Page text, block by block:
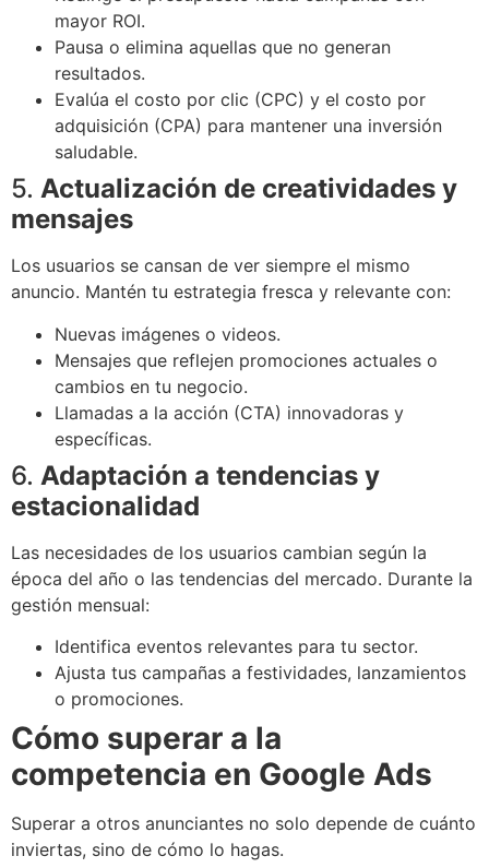
mayor ROI.
Pausa o elimina aquellas que no generan
resultados.
Evalúa el costo por clic (CPC) y el costo por
adquisición (CPA) para mantener una inversión
saludable.
5. Actualización de creatividades y
mensajes
Los usuarios se cansan de ver siempre el mismo
anuncio. Mantén tu estrategia fresca y relevante con:
Nuevas imágenes o videos.
Mensajes que reflejen promociones actuales o
cambios en tu negocio.
Llamadas a la acción (CTA) innovadoras y
específicas.
6. Adaptación a tendencias y
estacionalidad
Las necesidades de los usuarios cambian según la
época del año o las tendencias del mercado. Durante la
gestión mensual:
Identifica eventos relevantes para tu sector.
Ajusta tus campañas a festividades, lanzamientos
o promociones.
Cómo superar a la
competencia en Google Ads
Superar a otros anunciantes no solo depende de cuánto
inviertas, sino de cómo lo hagas.